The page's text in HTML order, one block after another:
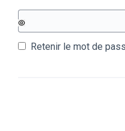
Retenir le mot de